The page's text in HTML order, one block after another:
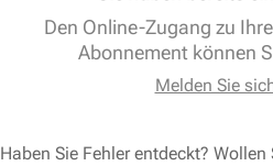
Den Online-Zugang zu
Abonnement können
Melden Sie
Haben Sie Fehler entdeckt?